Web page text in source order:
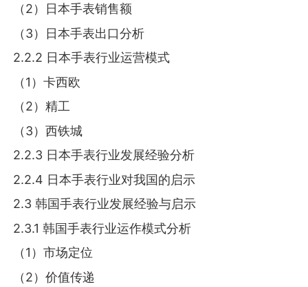
（2）日本手表销售额
（3）日本手表出口分析
2.2.2 日本手表行业运营模式
（1）卡西欧
（2）精工
（3）西铁城
2.2.3 日本手表行业发展经验分析
2.2.4 日本手表行业对我国的启示
2.3 韩国手表行业发展经验与启示
2.3.1 韩国手表行业运作模式分析
（1）市场定位
（2）价值传递